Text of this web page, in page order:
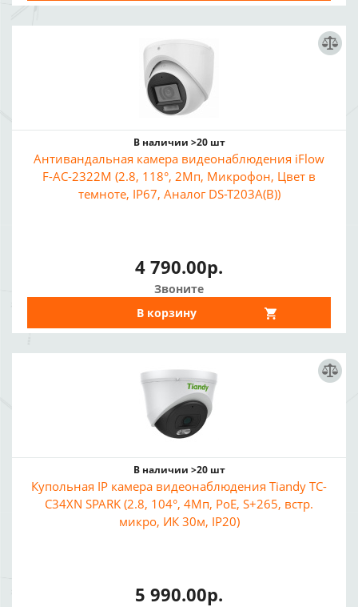
В наличии >20 шт
Антивандальная камера видеонаблюдения iFlow
F-AC-2322M (2.8, 118°, 2Мп, Микрофон, Цвет в
темноте, IP67, Аналог DS-T203A(B))
4 790.00р.
Звоните
В корзину
В наличии >20 шт
Купольная IP камера видеонаблюдения Tiandy TC-
C34XN SPARK (2.8, 104°, 4Мп, PoE, S+265, встр.
микро, ИК 30м, IP20)
5 990.00р.